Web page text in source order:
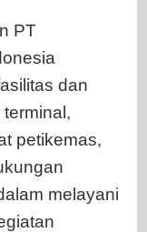
PT
dan
petikemas,
melayani